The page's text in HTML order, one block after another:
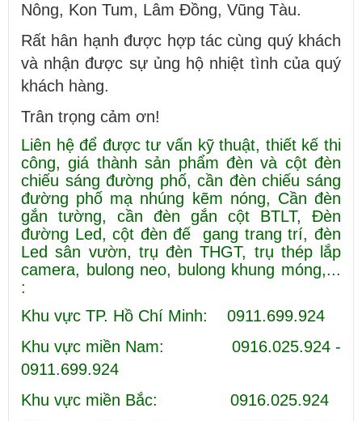
Nông, Kon Tum, Lâm Đồng, Vũng Tàu.
Rất hân hạnh được hợp tác cùng quý khách
và nhận được sự ủng hộ nhiệt tình của quý
khách hàng.
Trân trọng cảm ơn!
Liên hệ để được tư vấn kỹ thuật, thiết kế thi
công, giá thành sản phẩm đèn và cột đèn
chiếu sáng đường phố, cần đèn chiếu sáng
đường phố mạ nhúng kẽm nóng, Cần đèn
gắn tường, cần đèn gắn cột BTLT, Đèn
đường Led, cột đèn đế gang trang trí, đèn
Led sân vườn, trụ đèn THGT, trụ thép lắp
camera, bulong neo, bulong khung móng,...
:
Khu vực TP. Hồ Chí Minh: 0911.699.924
Khu vực miền Nam: 0916.025.924 -
0911.699.924
Khu vực miền Bắc: 0916.025.924